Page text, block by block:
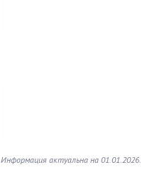
Информация актуальна на 01.01.2026.